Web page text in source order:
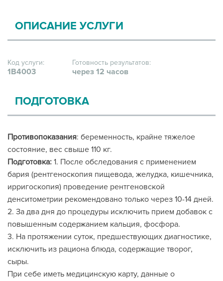
ОПИСАНИЕ УСЛУГИ
Код услуги:
1В4003
Готовность результатов:
через 12 часов
ПОДГОТОВКА
Противопоказания: беременность, крайне тяжелое
состояние, вес свыше 110 кг.
Подготовка: 1. После обследования с применением
бария (рентгеноскопия пищевода, желудка, кишечника,
ирригоскопия) проведение рентгеновской
денситометрии рекомендовано только через 10-14 дней.
2. За два дня до процедуры исключить прием добавок с
повышенным содержанием кальция, фосфора.
3. На протяжении суток, предшествующих диагностике,
исключить из рациона блюда, содержащие творог,
сыры.
При себе иметь медицинскую карту, данные о